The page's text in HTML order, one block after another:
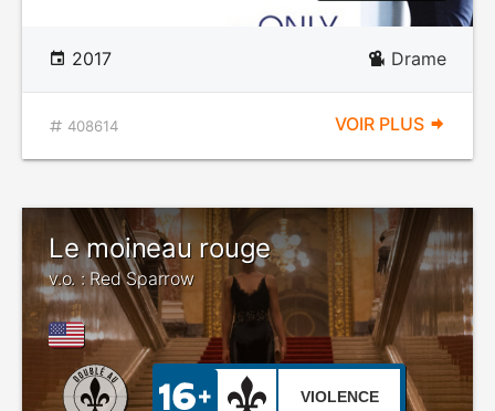
2017 Drame
408614 VOIR PLUS
Le moineau rouge
v.o. : Red Sparrow
VIOLENCE